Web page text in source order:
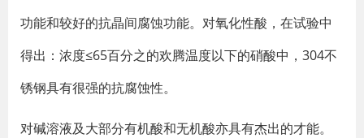
功能和较好的抗晶间腐蚀功能。对氧化性酸，在试验中
得出：浓度≤65百分之的欢腾温度以下的硝酸中，304不
锈钢具有很强的抗腐蚀性。
对碱溶液及大部分有机酸和无机酸亦具有杰出的才能。